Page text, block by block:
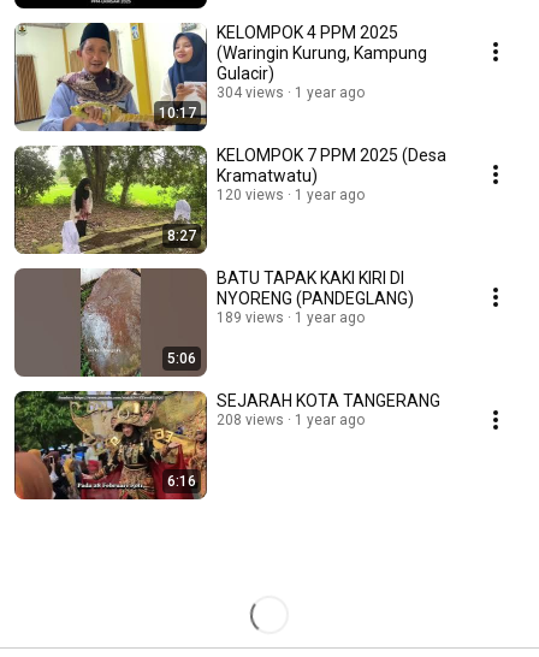
10:17
KELOMPOK 4 PPM 2025
(Waringin Kurung, Kampung
Gulacir)
304 views 1 year ago
8:27
KELOMPOK 7 PPM 2025 (Desa
Kramatwatu)
120 views 1 year ago
5:06
BATU TAPAK KAKI KIRI DI
NYORENG (PANDEGLANG)
189 views 1 year ago
6:16
SEJARAH KOTA TANGERANG
208 views 1 year ago